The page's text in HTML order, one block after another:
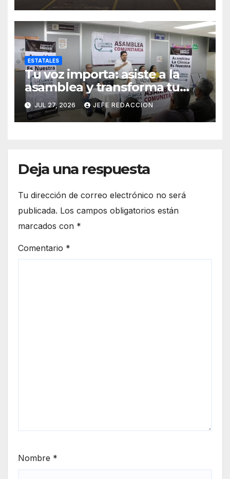
ESTATALES
Tu voz importa: asiste a la
asamblea y transforma tu
clínica del IMSS-Bienestar
JUL 27, 2026 JEFE REDACCION
Deja una respuesta
Tu dirección de correo electrónico no será
publicada. Los campos obligatorios están
marcados con *
Comentario *
Nombre *